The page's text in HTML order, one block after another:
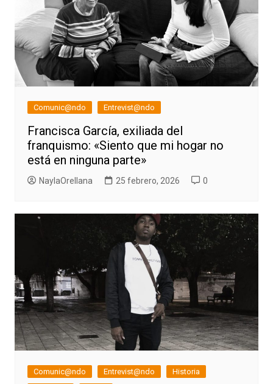
Comunic@ndo Entrevist@ndo
Francisca García, exiliada del
franquismo: «Siento que mi hogar no
está en ninguna parte»
NaylaOrellana 25 febrero, 2026 0
Comunic@ndo Entrevist@ndo
Historia